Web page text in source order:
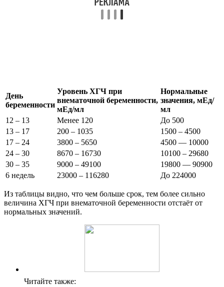
День
беременности
Уровень ХГЧ при
внематочной беременности,
мЕд/мл
Нормальные
значения, мЕд/
мл
12 – 13
Менее 120
До 500
13 – 17
200 – 1035
1500 – 4500
17 – 24
3800 – 5650
4500 — 10000
24 – 30
8670 – 16730
10100 – 29680
30 – 35
9000 – 49100
19800 — 90900
6 недель
23000 – 116280 До 224000
Из таблицы видно, что чем больше срок, тем более сильно
величина ХГЧ при внематочной беременности отстаёт от
нормальных значений.
Читайте также: